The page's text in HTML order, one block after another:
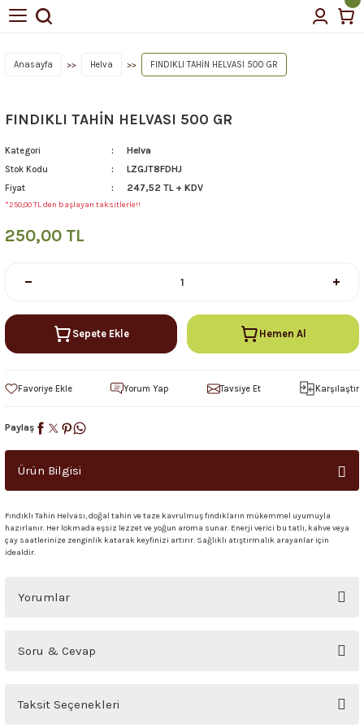
Yağı
Anasayfa Helva FINDIKLI TAHİN HELVASI 500 GR
FINDIKLI TAHİN HELVASI 500 GR
Kategori Helva
Stok Kodu LZGJT8FDHJ
Fiyat 247,52 TL + KDV
*250,00 TL den başlayan taksitlerle!!
250,00 TL
Sepete Ekle Hemen Al
Yorum Yap Tavsiye Et Karşılaştır
Paylaş
Ürün Bilgisi
Fındıklı Tahin Helvası, doğal tahin ve taze kavrulmuş fındıkların mükemmel uyumuyla
hazırlanır. Her lokmada eşsiz lezzet ve yoğun aroma sunar. Enerji verici bu tatlı, kahve veya
çay saatlerinize zenginlik katarak keyfinizi artırır. Sağlıklı atıştırmalık arayanlar için
idealdir.
Yorumlar
Soru & Cevap
Ürün hakkında henüz soru sorulmamış.
Taksit Seçenekleri